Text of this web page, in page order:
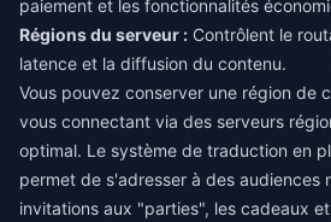
Régions du serveur : Contrôlent le
latence et la diffusion du contenu.
Vous pouvez conserver une région de
vous connectant via des serveurs
optimal. Le système de traduction en
permet de s'adresser à des
invitations aux "parties", les cadeaux